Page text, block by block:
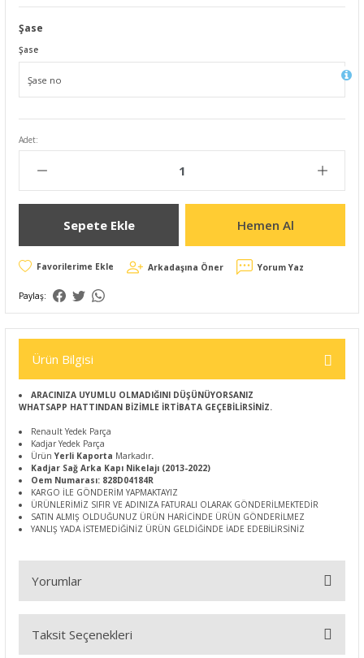
Şase
Şase
Adet:
Sepete Ekle Hemen Al
Arkadaşına Öner Yorum Yaz
Paylaş:
Ürün Bilgisi
ARACINIZA UYUMLU OLMADIĞINI DÜŞÜNÜYORSANIZ
WHATSAPP HATTINDAN BİZİMLE İRTİBATA GEÇEBİLİRSİNİZ.
Renault Yedek Parça
Kadjar Yedek Parça
ÜrünYerli Kaporta Markadır.
Kadjar Sağ Arka Kapı Nikelajı (2013-2022)
Oem Numarası: 828D04184R
KARGO İLE GÖNDERİM YAPMAKTAYIZ
ÜRÜNLERİMİZ SIFIR VE ADINIZA FATURALI OLARAK GÖNDERİLMEKTEDİR
SATIN ALMIŞ OLDUĞUNUZ ÜRÜN HARİCİNDE ÜRÜN GÖNDERİLMEZ
YANLIŞ YADA İSTEMEDİĞİNİZ ÜRÜN GELDİĞİNDE İADE EDEBİLİRSİNİZ
Yorumlar
Bu ürüne ilk yorumu siz yapın!
Taksit Seçenekleri